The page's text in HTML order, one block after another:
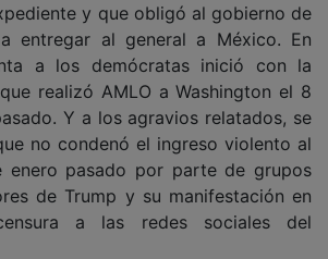
y que obligó al gobierno de
entregar al general a México. En
a los demócratas inició con la
realizó AMLO a Washington el 8
Y a los agravios relatados, se
no condenó el ingreso violento al
enero pasado por parte de grupos
de Trump y su manifestación en
a las redes sociales del